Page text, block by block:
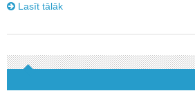
Lasīt tālāk